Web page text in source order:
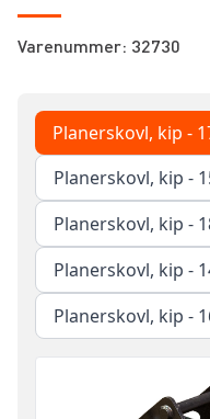
Varenummer: 32730
Planerskovl, kip -
Planerskovl, kip -
Planerskovl, kip -
Planerskovl, kip -
Planerskovl, kip -